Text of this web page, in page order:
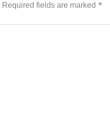
Required fields are marked *